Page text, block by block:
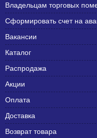
Владельцам торговых
Сформировать счет на
Вакансии
Каталог
Распродажа
Акции
Оплата
Доставка
Возврат товара